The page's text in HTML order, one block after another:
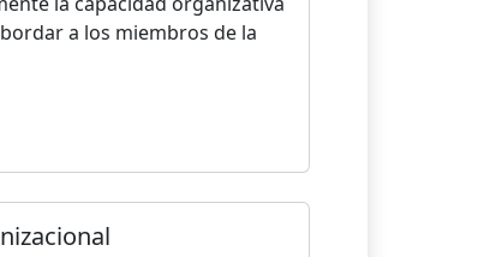
a los miembros de la